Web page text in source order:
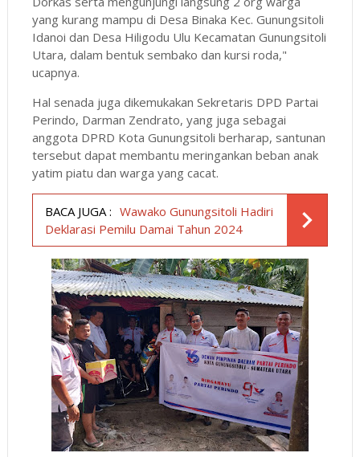
yang kurang mampu di Desa Binaka Kec. Gunungsitoli
Idanoi dan Desa Hiligodu Ulu Kecamatan Gunungsitoli
Utara, dalam bentuk sembako dan kursi roda,"
ucapnya.
Hal senada juga dikemukakan Sekretaris DPD Partai
Perindo, Darman Zendrato, yang juga sebagai
anggota DPRD Kota Gunungsitoli berharap, santunan
tersebut dapat membantu meringankan beban anak
yatim piatu dan warga yang cacat.
BACA JUGA : Wawako Gunungsitoli Hadiri
Deklarasi Pemilu Damai Tahun 2024